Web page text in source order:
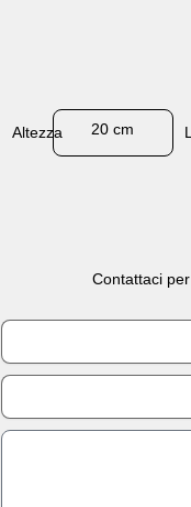
Altezza 20 cm
Contattaci
Nome
Email
Messaggio